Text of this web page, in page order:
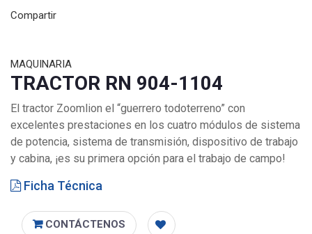
Compartir
MAQUINARIA
TRACTOR RN 904-1104
El tractor Zoomlion el “guerrero todoterreno” con
excelentes prestaciones en los cuatro módulos de sistema
de potencia, sistema de transmisión, dispositivo de trabajo
y cabina, ¡es su primera opción para el trabajo de campo!
Ficha Técnica
CONTÁCTENOS